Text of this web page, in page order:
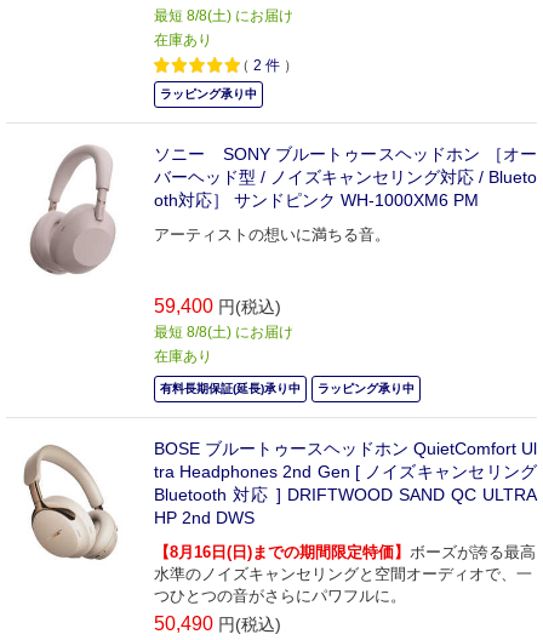
最短 8/8(土) にお届け
在庫あり
（ 2 件 ）
ラッピング承り中
ソニー SONY ブルートゥースヘッドホン ［オー
バーヘッド型 / ノイズキャンセリング対応 / Blueto
oth対応］ サンドピンク WH-1000XM6 PM
アーティストの想いに満ちる音。
59,400 円(税込)
最短 8/8(土) にお届け
在庫あり
有料長期保証(延長)承り中 ラッピング承り中
BOSE ブルートゥースヘッドホン QuietComfort Ul
tra Headphones 2nd Gen [ ノイズキャンセリング
Bluetooth 対応 ] DRIFTWOOD SAND QC ULTRA
HP 2nd DWS
【8月16日(日)までの期間限定特価】 ボーズが誇る最高
水準のノイズキャンセリングと空間オーディオで、一
つひとつの音がさらにパワフルに。
50,490 円(税込)